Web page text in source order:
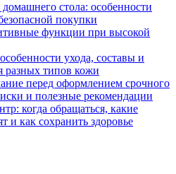
стола: особенности
покупки
функции при высокой
ухода, составы и
типов кожи
перед оформлением срочного
и полезные рекомендации
когда обращаться, какие
и как сохранить здоровье